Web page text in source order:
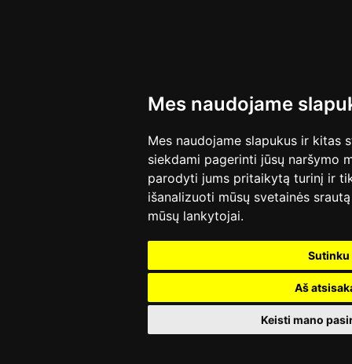
Mes naudojame
Mes naudojame slapukus ir kitas
siekdami pagerinti jūsų naršymo
parodyti jums pritaikytą turinį ir
išanalizuoti mūsų svetainės
mūsų lankytojai.
Sutinku
Aš
Keisti mano